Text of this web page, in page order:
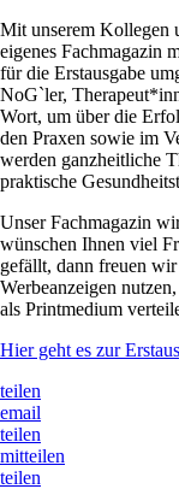
Mit unserem Kollegen
eigenes Fachmagazin
für die Erstausgabe
NoG`ler,
Wort, um über die
den Praxen sowie im
werden ganzheitliche
praktische
Unser Fachmagazin
wünschen Ihnen viel
gefällt, dann freuen
Werbeanzeigen
als Printmedium
Hier geht es zur
teilen
email
teilen
mitteilen
teilen